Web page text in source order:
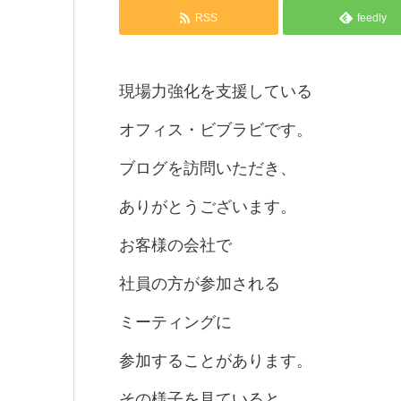
RSS feedly
現場力強化を支援している
オフィス・ビブラビです。
ブログを訪問いただき、
ありがとうございます。
お客様の会社で
社員の方が参加される
ミーティングに
参加することがあります。